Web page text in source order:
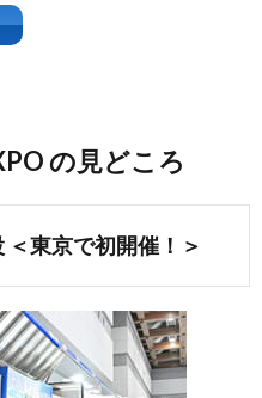
の見どころ
＜東京で初開催！＞